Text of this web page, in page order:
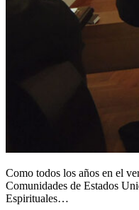
Como todos los años en el
Comunidades de Estados
Espirituales…